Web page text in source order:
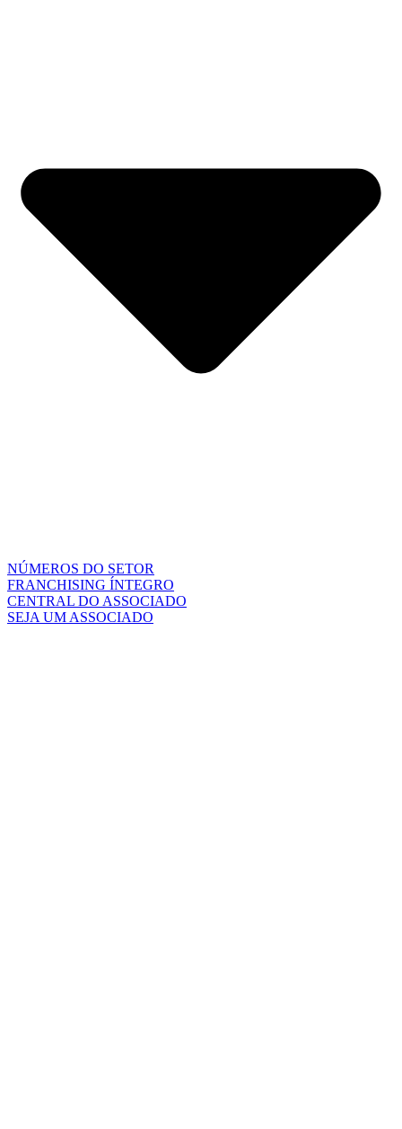
NÚMEROS DO SETOR
FRANCHISING ÍNTEGRO
CENTRAL DO ASSOCIADO
SEJA UM ASSOCIADO